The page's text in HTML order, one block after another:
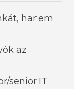
hanem
az
senior IT